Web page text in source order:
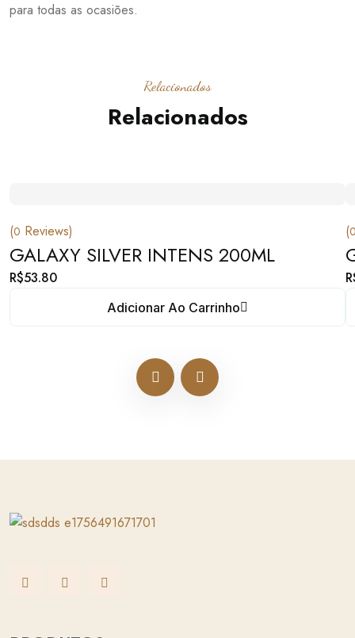
para todas as ocasiões.
Relacionados
Relacionados
(0 Reviews)
GALAXY SILVER INTENS 200ML
R$53.80
Adicionar Ao Carrinho
(